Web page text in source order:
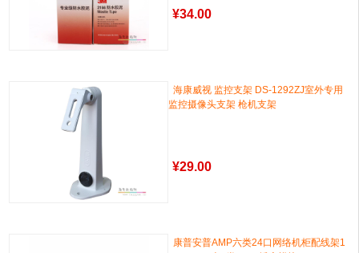
¥34.00
海康威视 监控支架 DS-1292ZJ室外专用
监控摄像头支架 枪机支架
¥29.00
康普安普AMP六类24口网络机柜配线架1